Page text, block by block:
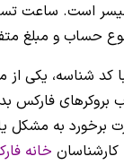
میسر است. ساعت
حساب و مبلغ
کد شناسه، یکی از
بروکرهای فارکس
برخورد به مشکل
کارشناسان خانه